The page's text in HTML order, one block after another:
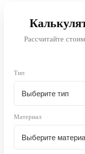
Рассчитайте
Тип
Материал